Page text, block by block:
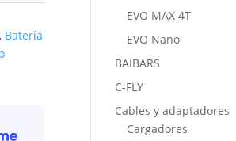
, Batería
EVO MAX 4T
EVO Nano
BAIBARS
C-FLY
Cables y adaptadores
Cargadores